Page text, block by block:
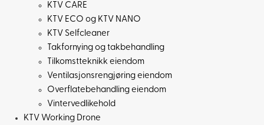
KTV CARE
KTV ECO og KTV NANO
KTV Selfcleaner
Takfornying og takbehandling
Tilkomstteknikk eiendom
Ventilasjonsrengjøring eiendom
Overflatebehandling eiendom
Vintervedlikehold
KTV Working Drone